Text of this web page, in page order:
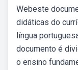
Webeste
didáticas do
língua
documento é
o ensino